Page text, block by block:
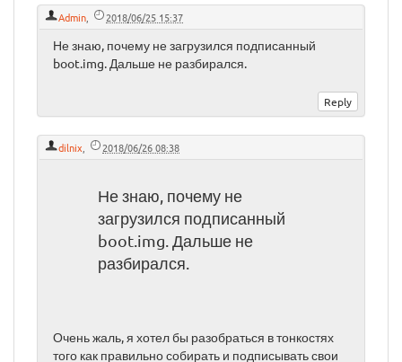
Admin 2018/06/25 15:37
Не знаю, почему не загрузился подписанный
boot.img. Дальше не разбирался.
dilnix 2018/06/26 08:38
Не знаю, почему не
загрузился подписанный
boot.img. Дальше не
разбирался.
Очень жаль, я хотел бы разобраться в тонкостях
того как правильно собирать и подписывать свои